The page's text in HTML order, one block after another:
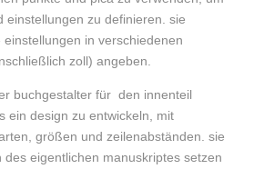
einstellungen zu definieren. sie
in verschiedenen
zoll) angeben.
buchgestalter für den innenteil
ein design zu entwickeln, mit
größen und zeilenabständen. sie
eigentlichen manuskriptes setzen